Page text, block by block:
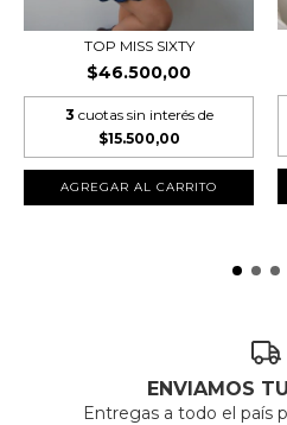
TOP MISS SIXTY
$46.500,00
3 cuotas sin interés de
$15.500,00
ENVIAMOS
Entregas a todo el país